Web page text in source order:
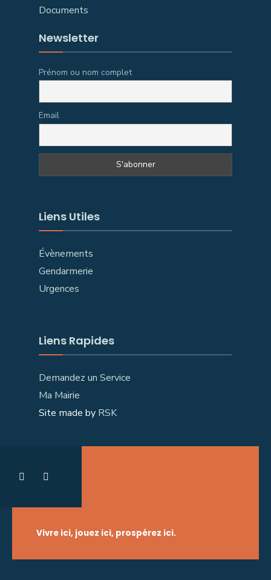
Documents
Newsletter
Prénom ou nom complet
Email
Liens Utiles
Évènements
Gendarmerie
Urgences
Liens Rapides
Demandez un Service
Ma Mairie
Site made by RSK
Vivre ici, jouez ici, prospérez ici.